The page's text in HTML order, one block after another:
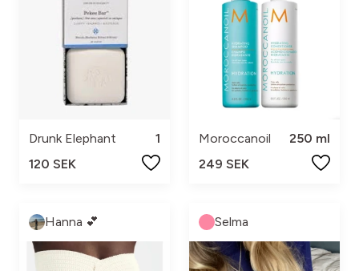
Drunk Elephant
1
120 SEK
Moroccanoil
250 ml
249 SEK
Hanna 💕 Selma